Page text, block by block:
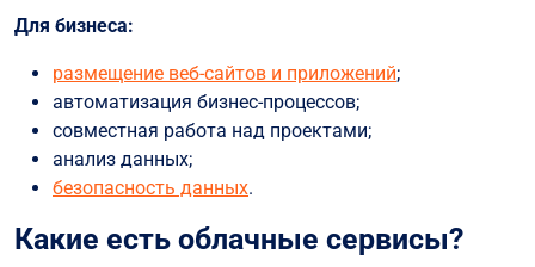
Для бизнеса:
размещение веб-сайтов и приложений;
автоматизация бизнес-процессов;
совместная работа над проектами;
анализ данных;
безопасность данных.
Какие есть облачные сервисы?